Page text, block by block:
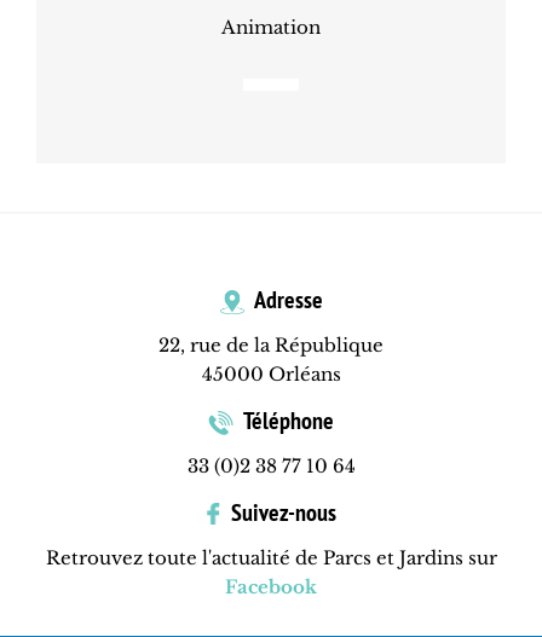
Animation
Adresse
22, rue de la République
45000 Orléans
Téléphone
33 (0)2 38 77 10 64
Suivez-nous
Retrouvez toute l'actualité de Parcs et Jardins sur
Facebook